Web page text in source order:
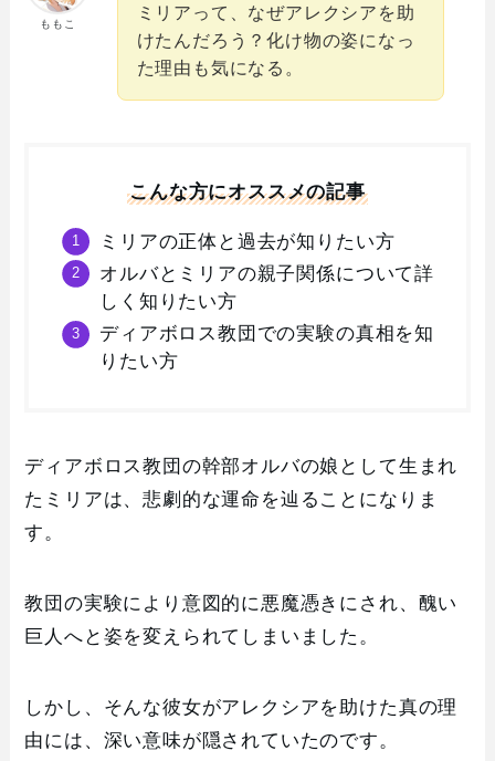
ももこ
ミリアって、なぜアレクシアを助
けたんだろう？化け物の姿になっ
た理由も気になる。
こんな方にオススメの記事
ミリアの正体と過去が知りたい方
オルバとミリアの親子関係について詳
しく知りたい方
ディアボロス教団での実験の真相を知
りたい方
ディアボロス教団の幹部オルバの娘として生まれ
たミリアは、悲劇的な運命を辿ることになりま
す。
教団の実験により意図的に悪魔憑きにされ、醜い
巨人へと姿を変えられてしまいました。
しかし、そんな彼女がアレクシアを助けた真の理
由には、深い意味が隠されていたのです。